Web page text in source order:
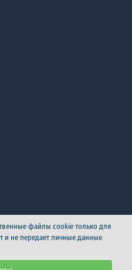
2026
файлы cookie только для
и не передает личные данные